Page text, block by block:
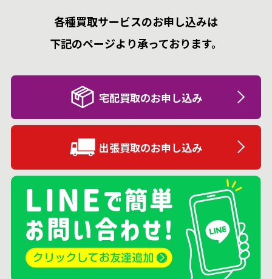
各種買取サービスのお申し込みは
下記のページより承っております。
宅配買取のお申し込み
出張買取のお申し込み